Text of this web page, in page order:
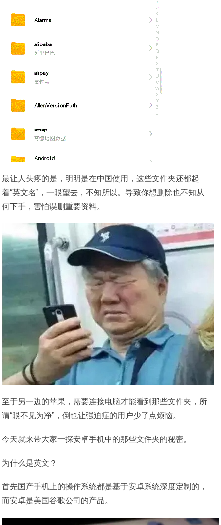
最让人头疼的是，明明是在中国使用，这些文件夹还都起
着“英文名”，一眼望去，不知所以。导致你想删除也不知从
何下手，害怕误删重要资料。
至于另一边的苹果，需要连接电脑才能看到那些文件夹，所
谓“眼不见为净”，倒也让强迫症的用户少了点烦恼。
今天就来带大家一探安卓手机中的那些文件夹的秘密。
为什么是英文？
首先国产手机上的操作系统都是基于安卓系统深度定制的，
而安卓是美国谷歌公司的产品。